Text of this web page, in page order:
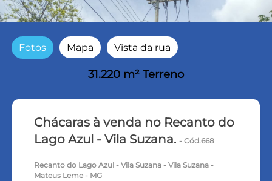
Fotos Mapa Vista da rua
31.220 m² Terreno
Chácaras à venda no Recanto do
Lago Azul - Vila Suzana.- Cód.668
Recanto do Lago Azul - Vila Suzana - Vila Suzana -
Mateus Leme - MG